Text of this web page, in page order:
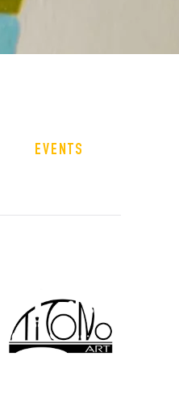
EVENTS